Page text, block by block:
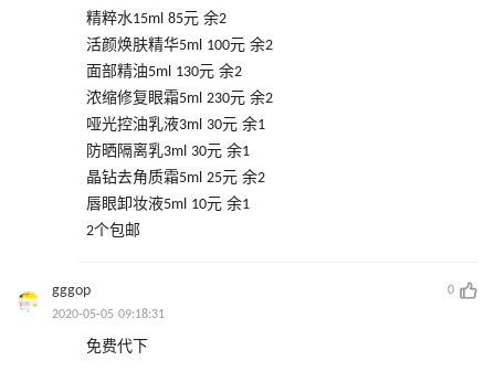
精粹水15ml 85元 余2
活颜焕肤精华5ml 100元 余2
面部精油5ml 130元 余2
浓缩修复眼霜5ml 230元 余2
哑光控油乳液3ml 30元 余1
防晒隔离乳3ml 30元 余1
晶钻去角质霜5ml 25元 余2
唇眼卸妆液5ml 10元 余1
2个包邮
gggop
0
2020-05-05 09:18:31
免费代下